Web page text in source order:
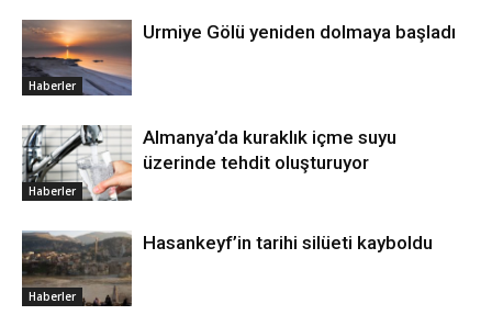
Haberler
Urmiye Gölü yeniden dolmaya başladı
Haberler
Almanya’da kuraklık içme suyu
üzerinde tehdit oluşturuyor
Haberler
Hasankeyf’in tarihi silüeti kayboldu